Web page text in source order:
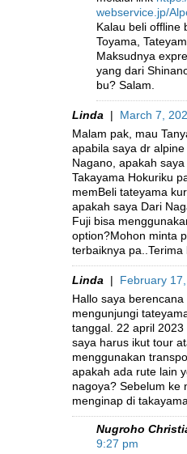
webservice.jp/
Kalau beli offline
Toyama,
Maksudnya
yang dari
bu? Salam.
Linda | March 7,
Malam pak, mau
apabila saya dr
Nagano, apakah
Takayama Hokuriku
memBeli tateyama
apakah saya Dari
Fuji bisa
option?Mohon minta
terbaiknya pa..Terima
Linda | February
Hallo saya berencana
mengunjungi
tanggal. 22 april
saya harus ikut tour
menggunakan
apakah ada rute lain
nagoya? Sebelum ke
menginap di takayama.
Nugroho
9:27 pm